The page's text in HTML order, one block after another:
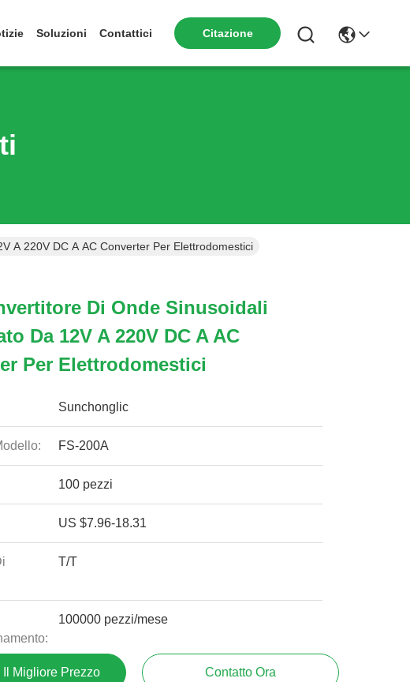
Soluzioni Contattici Citazione
A 220V DC A AC Converter Per Elettrodomestici
Di Onde Sinusoidali
Da 12V A 220V DC A AC
Per Elettrodomestici
Sunchonglic
FS-200A
100 pezzi
US $7.96-18.31
T/T
100000 pezzi/mese
Il Migliore Prezzo Contatto Ora